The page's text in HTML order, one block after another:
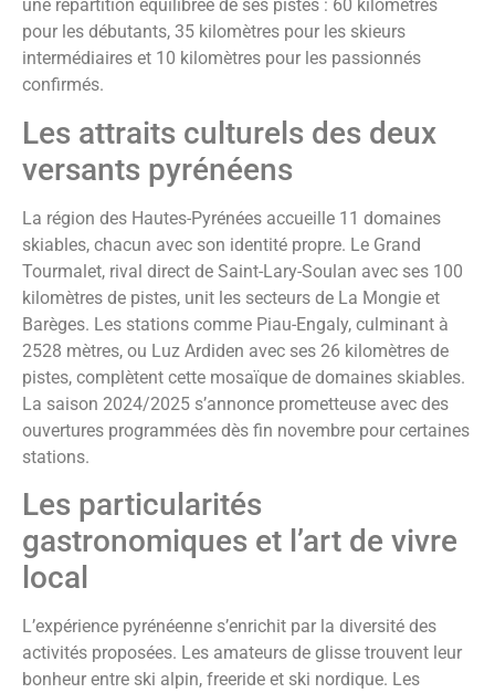
une répartition équilibrée de ses pistes : 60 kilomètres
pour les débutants, 35 kilomètres pour les skieurs
intermédiaires et 10 kilomètres pour les passionnés
confirmés.
Les attraits culturels des deux
versants pyrénéens
La région des Hautes-Pyrénées accueille 11 domaines
skiables, chacun avec son identité propre. Le Grand
Tourmalet, rival direct de Saint-Lary-Soulan avec ses 100
kilomètres de pistes, unit les secteurs de La Mongie et
Barèges. Les stations comme Piau-Engaly, culminant à
2528 mètres, ou Luz Ardiden avec ses 26 kilomètres de
pistes, complètent cette mosaïque de domaines skiables.
La saison 2024/2025 s’annonce prometteuse avec des
ouvertures programmées dès fin novembre pour certaines
stations.
Les particularités
gastronomiques et l’art de vivre
local
L’expérience pyrénéenne s’enrichit par la diversité des
activités proposées. Les amateurs de glisse trouvent leur
bonheur entre ski alpin, freeride et ski nordique. Les